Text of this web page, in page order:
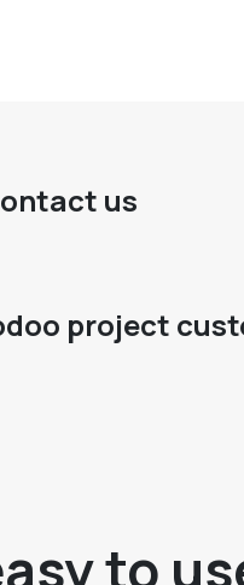
us
project
to